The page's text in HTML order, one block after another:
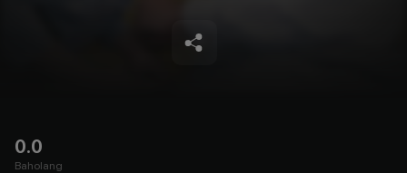
0.0
Baholang